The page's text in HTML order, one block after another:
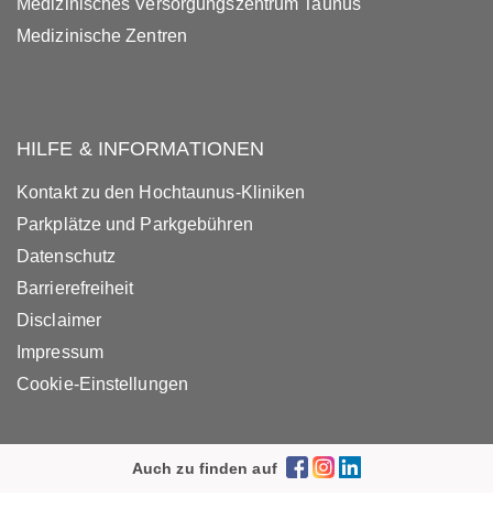
Medizinisches Versorgungszentrum Taunus
Medizinische Zentren
HILFE & INFORMATIONEN
Kontakt zu den Hochtaunus-Kliniken
Parkplätze und Parkgebühren
Datenschutz
Barrierefreiheit
Disclaimer
Impressum
Cookie-Einstellungen
Auch zu finden auf